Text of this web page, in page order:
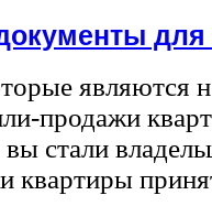
являются
продажи
стали
квартиры